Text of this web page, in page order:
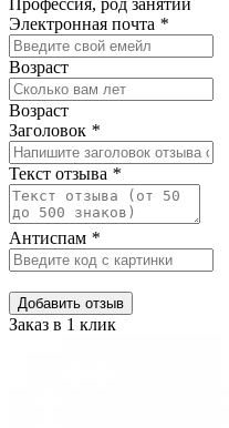
Профессия, род занятий
Электронная почта *
Возраст
Возраст
Заголовок *
Текст отзыва *
Антиспам *
Добавить отзыв
Заказ в 1 клик